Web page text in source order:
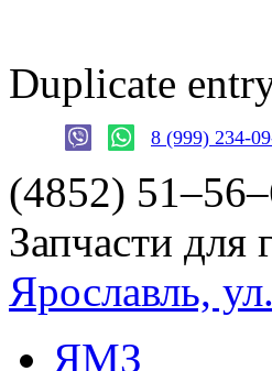
Duplicate
8 (999) 234-
(4852)
Запчасти для
Ярославль,
ЯМЗ